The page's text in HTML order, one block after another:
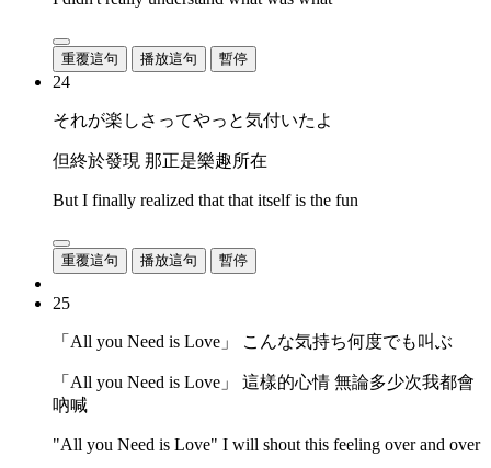
重覆這句 播放這句 暫停
24
それが楽しさってやっと気付いたよ
但終於發現 那正是樂趣所在
But I finally realized that that itself is the fun
重覆這句 播放這句 暫停
25
「All you Need is Love」 こんな気持ち何度でも叫ぶ
「All you Need is Love」 這樣的心情 無論多少次我都會
吶喊
"All you Need is Love" I will shout this feeling over and over